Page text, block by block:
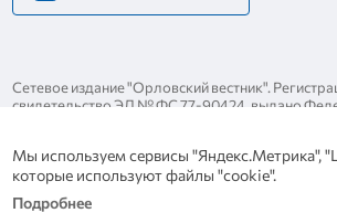
Сетевое издание "Орловский вестник".
свидетельство ЭЛ № ФС 77-90424, выдано
Политика конфиденциальности
Мы используем сервисы "Яндекс.Метрика",
которые используют файлы "cookie".
Подробнее